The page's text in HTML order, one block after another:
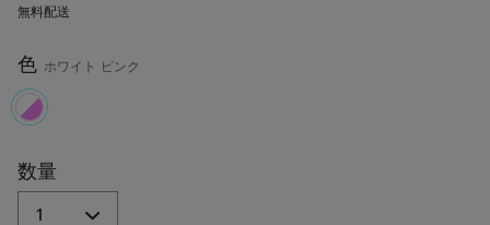
無料配送
色 ホワイト ピンク
selected
数量